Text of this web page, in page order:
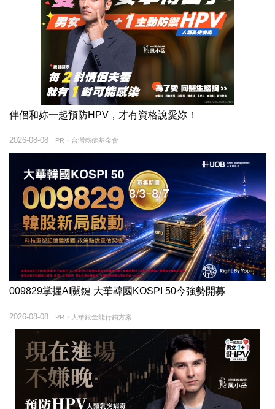
伴侶和妳一起預防HPV，才有資格說愛妳！
PR・台灣癌症基金會
2026-08-08
009829掌握AI關鍵 大華韓國KOSPI 50今強勢開募
PR・大華銀全能行銷方案
2026-08-08